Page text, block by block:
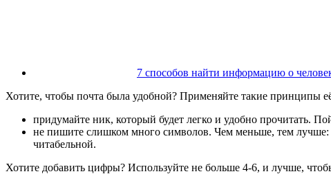
7 способов найти информацию о
Хотите, чтобы почта была удобной? Применяйте такие принципы
придумайте ник, который будет легко и удобно прочитать.
не пишите слишком много символов. Чем меньше, тем лучше:
читабельной.
Хотите добавить цифры? Используйте не больше 4-6, и лучше,